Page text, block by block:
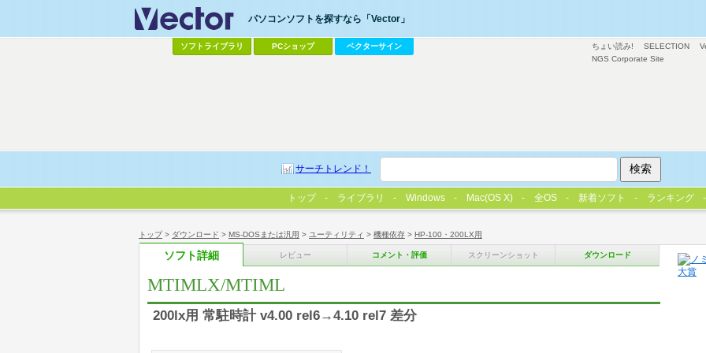
トップ> ダウンロード > MS-DOSまたは汎用 > ユーティリティ > 機種依存 > HP-100・200LX用
ソフト詳細 レビュー コメント・評価 スクリーンショット ダウンロード
MTIMLX/MTIML
200lx用 常駐時計 v4.00 rel6→4.10 rel7 差分
ちょい読み! SELECTION
NGS Corporate Site
パソコンソフトを探すなら「Vector」
ソフトライブラリ PCショップ ベクターサイン
サーチトレンド！
トップ ライブラリ Windows Mac(OS X) 全OS 新着ソフト ランキング